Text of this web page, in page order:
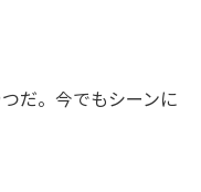
だ。今でもシーンに